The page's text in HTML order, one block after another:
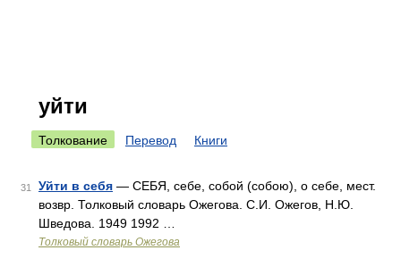
уйти
Толкование Перевод Книги
31 Уйти в себя — СЕБЯ, себе, собой (собою), о себе, мест.
возвр. Толковый словарь Ожегова. С.И. Ожегов, Н.Ю.
Шведова. 1949 1992 …
Толковый словарь Ожегова